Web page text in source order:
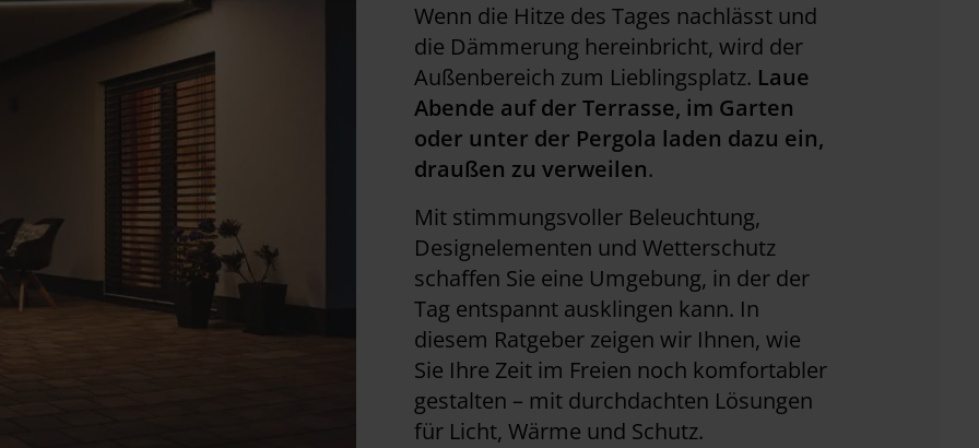
Wenn die Hitze des Tages nachlässt und
die Dämmerung hereinbricht, wird der
Außenbereich zum Lieblingsplatz. Laue
Abende auf der Terrasse, im Garten
oder unter der Pergola laden dazu ein,
draußen zu verweilen.
Mit stimmungsvoller Beleuchtung,
Designelementen und Wetterschutz
schaffen Sie eine Umgebung, in der der
Tag entspannt ausklingen kann. In
diesem Ratgeber zeigen wir Ihnen, wie
Sie Ihre Zeit im Freien noch komfortabler
gestalten – mit durchdachten Lösungen
für Licht, Wärme und Schutz.